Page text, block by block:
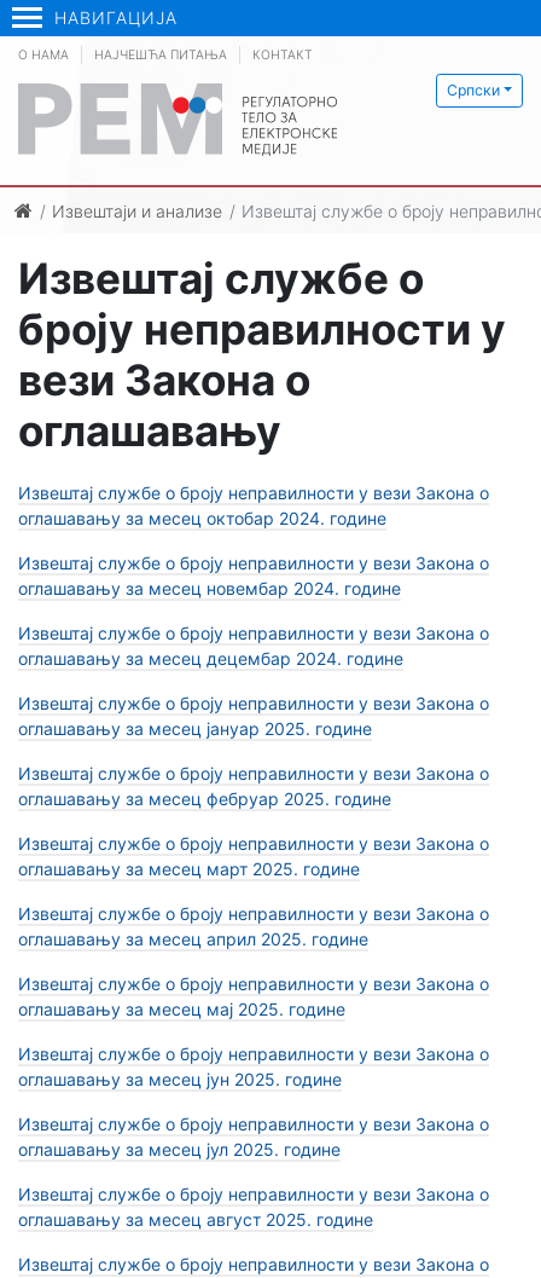
НАВИГАЦИЈА
Српски
О НАМА НАЈЧЕШЋА ПИТАЊА КОНТАКТ
Извештаји и анализе Извештај службе о броју
Извештај службе о
броју неправилности у
вези Закона о
оглашавању
Извештај службе о броју неправилности у вези Закона о
оглашавању за месец октобар 2024. године
Извештај службе о броју неправилности у вези Закона о
оглашавању за месец новембар 2024. године
Извештај службе о броју неправилности у вези Закона о
оглашавању за месец децембар 2024. године
Извештај службе о броју неправилности у вези Закона о
оглашавању за месец јануар 2025. године
Извештај службе о броју неправилности у вези Закона о
оглашавању за месец фебруар 2025. године
Извештај службе о броју неправилности у вези Закона о
оглашавању за месец март 2025. године
Извештај службе о броју неправилности у вези Закона о
оглашавању за месец април 2025. године
Извештај службе о броју неправилности у вези Закона о
оглашавању за месец мај 2025. године
Извештај службе о броју неправилности у вези Закона о
оглашавању за месец јун 2025. године
Извештај службе о броју неправилности у вези Закона о
оглашавању за месец јул 2025. године
Извештај службе о броју неправилности у вези Закона о
оглашавању за месец август 2025. године
Извештај службе о броју неправилности у вези Закона о